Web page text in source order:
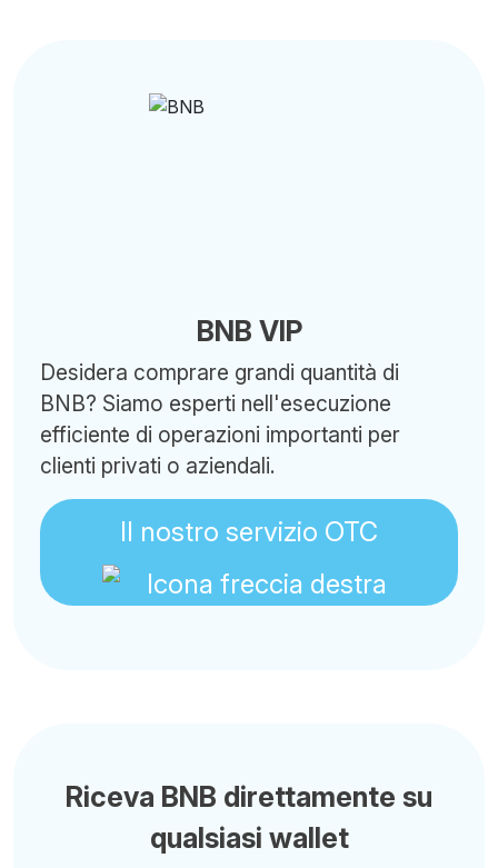
BNB VIP
Desidera comprare grandi quantità di
BNB? Siamo esperti nell'esecuzione
efficiente di operazioni importanti per
clienti privati o aziendali.
Il nostro servizio OTC
Riceva BNB direttamente su
qualsiasi wallet